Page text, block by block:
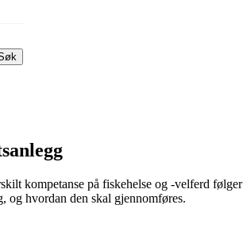
kompetanse på fiskehelse og -velferd følger
og hvordan den skal gjennomføres.